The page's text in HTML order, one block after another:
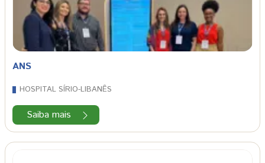
ANS
HOSPITAL SÍRIO-LIBANÊS
Saiba mais